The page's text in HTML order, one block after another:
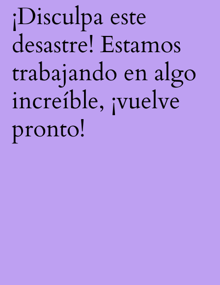
¡Disculpa este
desastre! Estamos
trabajando en algo
increíble, ¡vuelve
pronto!